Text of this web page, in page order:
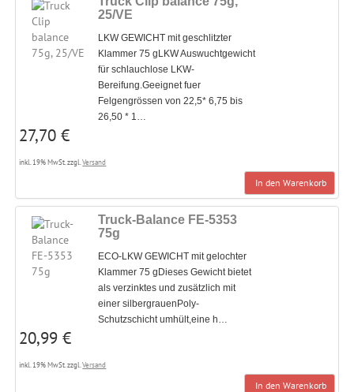
25/VE
LKW GEWICHT mit geschlitzter
Klammer 75 gLKW Auswuchtgewicht
für schlauchlose LKW-
Bereifung.Geeignet fuer
Felgengrössen von 22,5* 6,75 bis
26,50 * 1…
27,70 €
inkl. 19% MwSt. zzgl.Versand
In den Warenkorb
Truck-Balance FE-5353
75g
ECO-LKW GEWICHT mit gelochter
Klammer 75 gDieses Gewicht bietet
als verzinktes und zusätzlich mit
einer silbergrauenPoly-
Schutzschicht umhült,eine h…
20,99 €
inkl. 19% MwSt. zzgl.Versand
In den Warenkorb